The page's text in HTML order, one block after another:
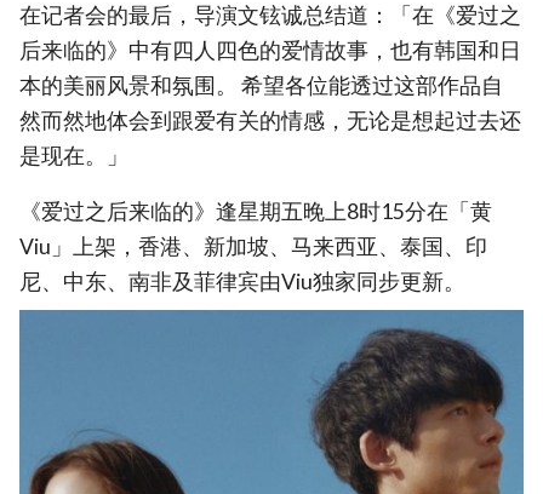
在记者会的最后，导演文铉诚总结道：「在《爱过之
后来临的》中有四人四色的爱情故事，也有韩国和日
本的美丽风景和氛围。 希望各位能透过这部作品自
然而然地体会到跟爱有关的情感，无论是想起过去还
是现在。」
《爱过之后来临的》逢星期五晚上8时15分在「黄
Viu」上架，香港、新加坡、马来西亚、泰国、印
尼、中东、南非及菲律宾由Viu独家同步更新。